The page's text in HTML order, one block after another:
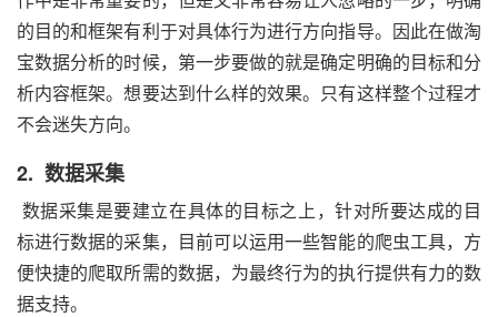
的目的和框架有利于对具体行为进行方向指导。因此在做淘
宝数据分析的时候，第一步要做的就是确定明确的目标和分
析内容框架。想要达到什么样的效果。只有这样整个过程才
不会迷失方向。
2. 数据采集
数据采集是要建立在具体的目标之上，针对所要达成的目
标进行数据的采集，目前可以运用一些智能的爬虫工具，方
便快捷的爬取所需的数据，为最终行为的执行提供有力的数
据支持。